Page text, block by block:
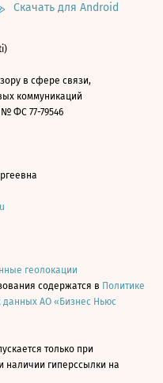
Скачать для Android
в сфере связи,
коммуникаций
ФС 77-79546
геолокации
содержатся в Политике
данных АО «Бизнес Ньюс
только при
наличии гиперссылки на